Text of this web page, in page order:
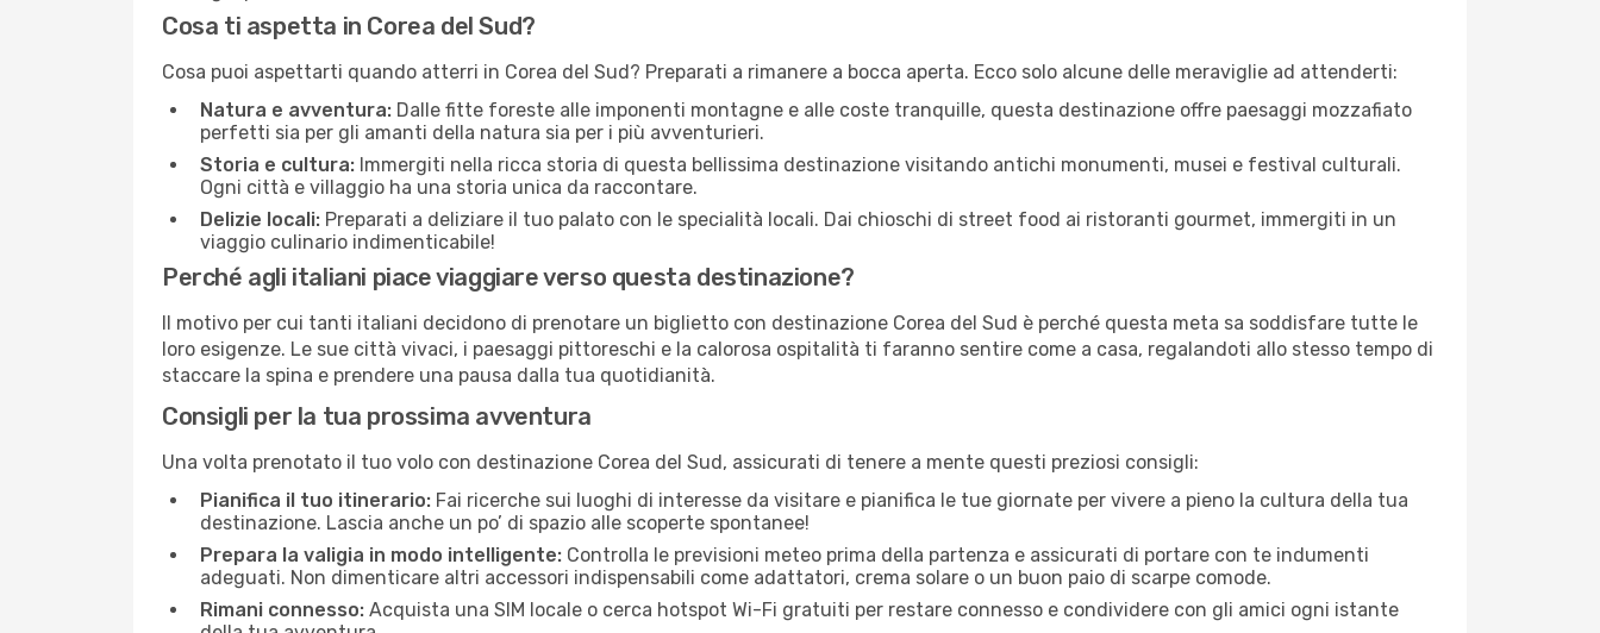
Cosa ti aspetta in Corea del Sud?
Cosa puoi aspettarti quando atterri in Corea del Sud? Preparati a rimanere a bocca aperta. Ecco solo alcune delle meraviglie ad attenderti:
Natura e avventura: Dalle fitte foreste alle imponenti montagne e alle coste tranquille, questa destinazione offre paesaggi mozzafiato
perfetti sia per gli amanti della natura sia per i più avventurieri.
Storia e cultura: Immergiti nella ricca storia di questa bellissima destinazione visitando antichi monumenti, musei e festival culturali.
Ogni città e villaggio ha una storia unica da raccontare.
Delizie locali: Preparati a deliziare il tuo palato con le specialità locali. Dai chioschi di street food ai ristoranti gourmet, immergiti in un
viaggio culinario indimenticabile!
Perché agli italiani piace viaggiare verso questa destinazione?
Il motivo per cui tanti italiani decidono di prenotare un biglietto con destinazione Corea del Sud è perché questa meta sa soddisfare tutte le
loro esigenze. Le sue città vivaci, i paesaggi pittoreschi e la calorosa ospitalità ti faranno sentire come a casa, regalandoti allo stesso tempo di
staccare la spina e prendere una pausa dalla tua quotidianità.
Consigli per la tua prossima avventura
Una volta prenotato il tuo volo con destinazione Corea del Sud, assicurati di tenere a mente questi preziosi consigli:
Pianifica il tuo itinerario: Fai ricerche sui luoghi di interesse da visitare e pianifica le tue giornate per vivere a pieno la cultura della tua
destinazione. Lascia anche un po’ di spazio alle scoperte spontanee!
Prepara la valigia in modo intelligente: Controlla le previsioni meteo prima della partenza e assicurati di portare con te indumenti
adeguati. Non dimenticare altri accessori indispensabili come adattatori, crema solare o un buon paio di scarpe comode.
Rimani connesso: Acquista una SIM locale o cerca hotspot Wi-Fi gratuiti per restare connesso e condividere con gli amici ogni istante